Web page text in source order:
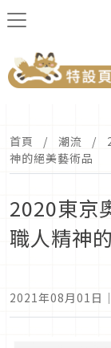
首頁 潮流
神的絕美藝術品
2020東京
職人精神
2021年08月01日